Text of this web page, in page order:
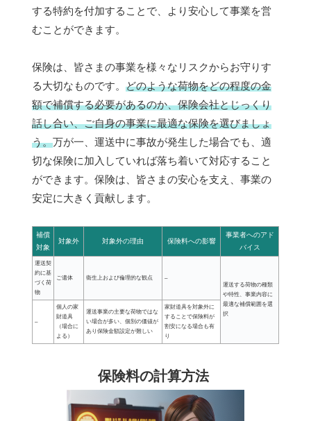
する特約を付加することで、より安心して事業を営
むことができます。
保険は、皆さまの事業を様々なリスクからお守りす
る大切なものです。 どのような荷物をどの程度の金
額で補償する必要があるのか、保険会社とじっくり
話し合い、ご自身の事業に最適な保険を選びましょ
う。万が一、運送中に事故が発生した場合でも、適
切な保険に加入していれば落ち着いて対応すること
ができます。保険は、皆さまの安心を支え、事業の
安定に大きく貢献します。
補償
対象
対象外 対象外の理由 保険料への影響
事業者へのアド
バイス
運送契
約に基
づく荷
物
ご遺体 衛生上および倫理的な観点
–
運送する荷物の種類
や特性、事業内容に
最適な補償範囲を選
択
–
個人の家
財道具
（場合に
よる）
運送事業の主要な荷物ではな
い場合が多い、個別の価値が
あり保険金額設定が難しい
家財道具を対象外に
することで保険料が
割安になる場合も有
り
保険料の計算方法